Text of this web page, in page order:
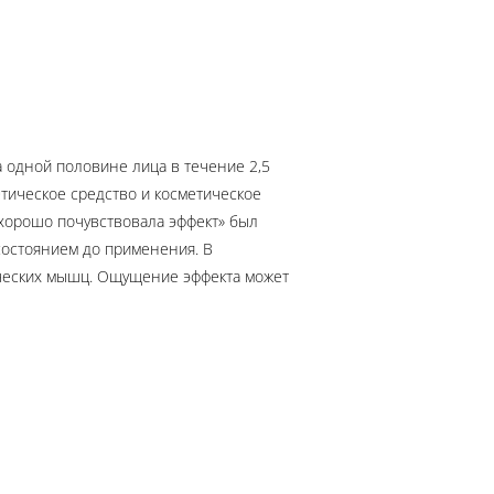
одной половине лица в течение 2,5
средство и косметическое
почувствовала эффект» был
до применения. В
мышц. Ощущение эффекта может